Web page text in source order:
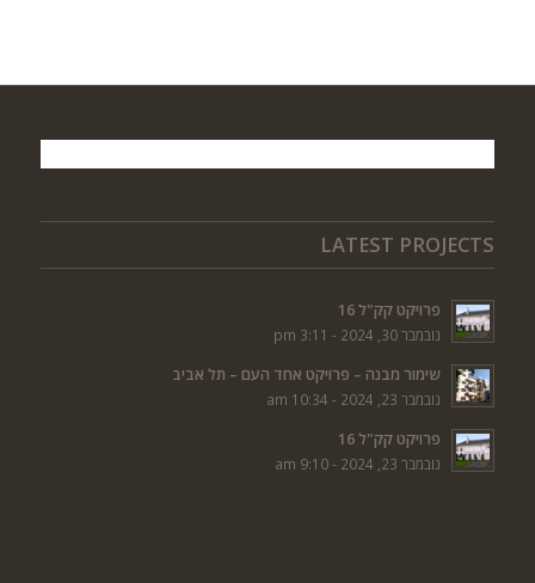
LATEST PROJECTS
פרויקט קק"ל 16
נובמבר 30, 2024 - 3:11 pm
שימור מבנה – פרויקט אחד העם – תל אביב
נובמבר 23, 2024 - 10:34 am
פרויקט קק"ל 16
נובמבר 23, 2024 - 9:10 am